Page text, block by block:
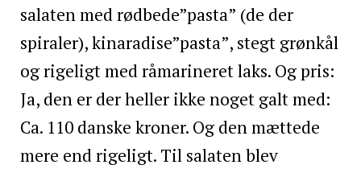
salaten med rødbede”pasta” (de der
spiraler), kinaradise”pasta”, stegt grønkål
og rigeligt med råmarineret laks. Og pris:
Ja, den er der heller ikke noget galt med:
Ca. 110 danske kroner. Og den mættede
mere end rigeligt. Til salaten blev